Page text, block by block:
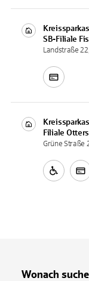
SB-Filiale
Landstraße
Filiale
Grüne Straße
Wonach